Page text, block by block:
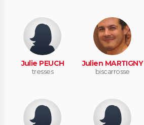
Julie PEUCH
tresses
Julien MARTIGNY
biscarrosse